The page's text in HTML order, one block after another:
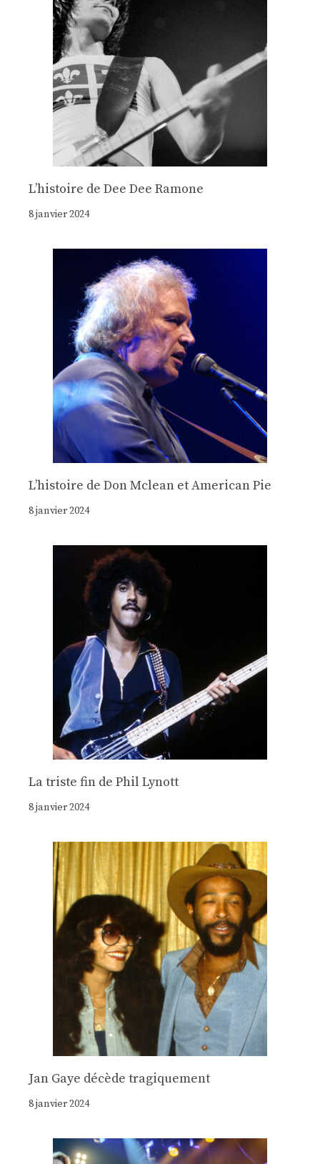
Lʼhistoire de Dee Dee Ramone
8 janvier 2024
Lʼhistoire de Don Mclean et American Pie
8 janvier 2024
La triste fin de Phil Lynott
8 janvier 2024
Jan Gaye décède tragiquement
8 janvier 2024